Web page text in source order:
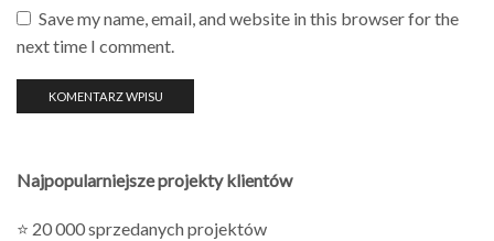
Save my name, email, and website in this browser for the
next time I comment.
Najpopularniejsze projekty klientów
⭐ 20 000 sprzedanych projektów